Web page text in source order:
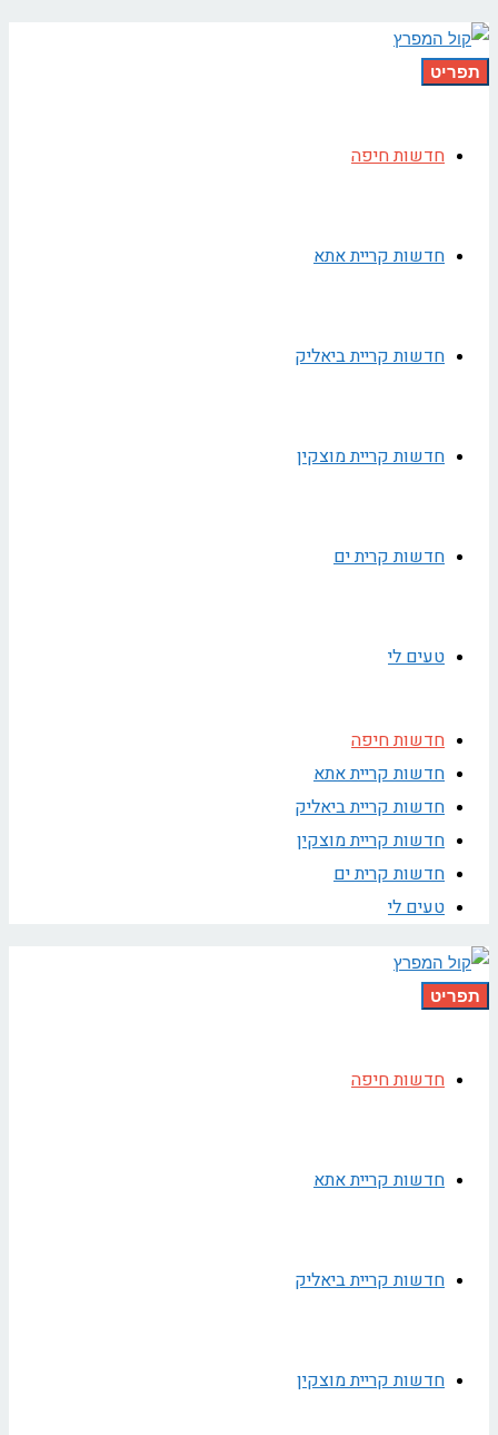
תפריט
חדשות חיפה
חדשות קריית אתא
חדשות קריית ביאליק
חדשות קריית מוצקין
חדשות קרית ים
טעים לי
חדשות חיפה
חדשות קריית אתא
חדשות קריית ביאליק
חדשות קריית מוצקין
חדשות קרית ים
טעים לי
תפריט
חדשות חיפה
חדשות קריית אתא
חדשות קריית ביאליק
חדשות קריית מוצקין